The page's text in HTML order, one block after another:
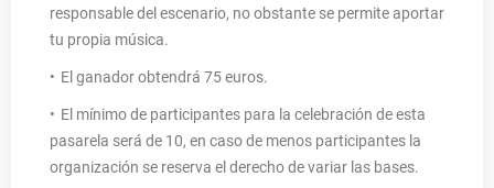
responsable del escenario, no obstante se permite aportar
tu propia música.
El ganador obtendrá 75 euros.
El mínimo de participantes para la celebración de esta
pasarela será de 10, en caso de menos participantes la
organización se reserva el derecho de variar las bases.